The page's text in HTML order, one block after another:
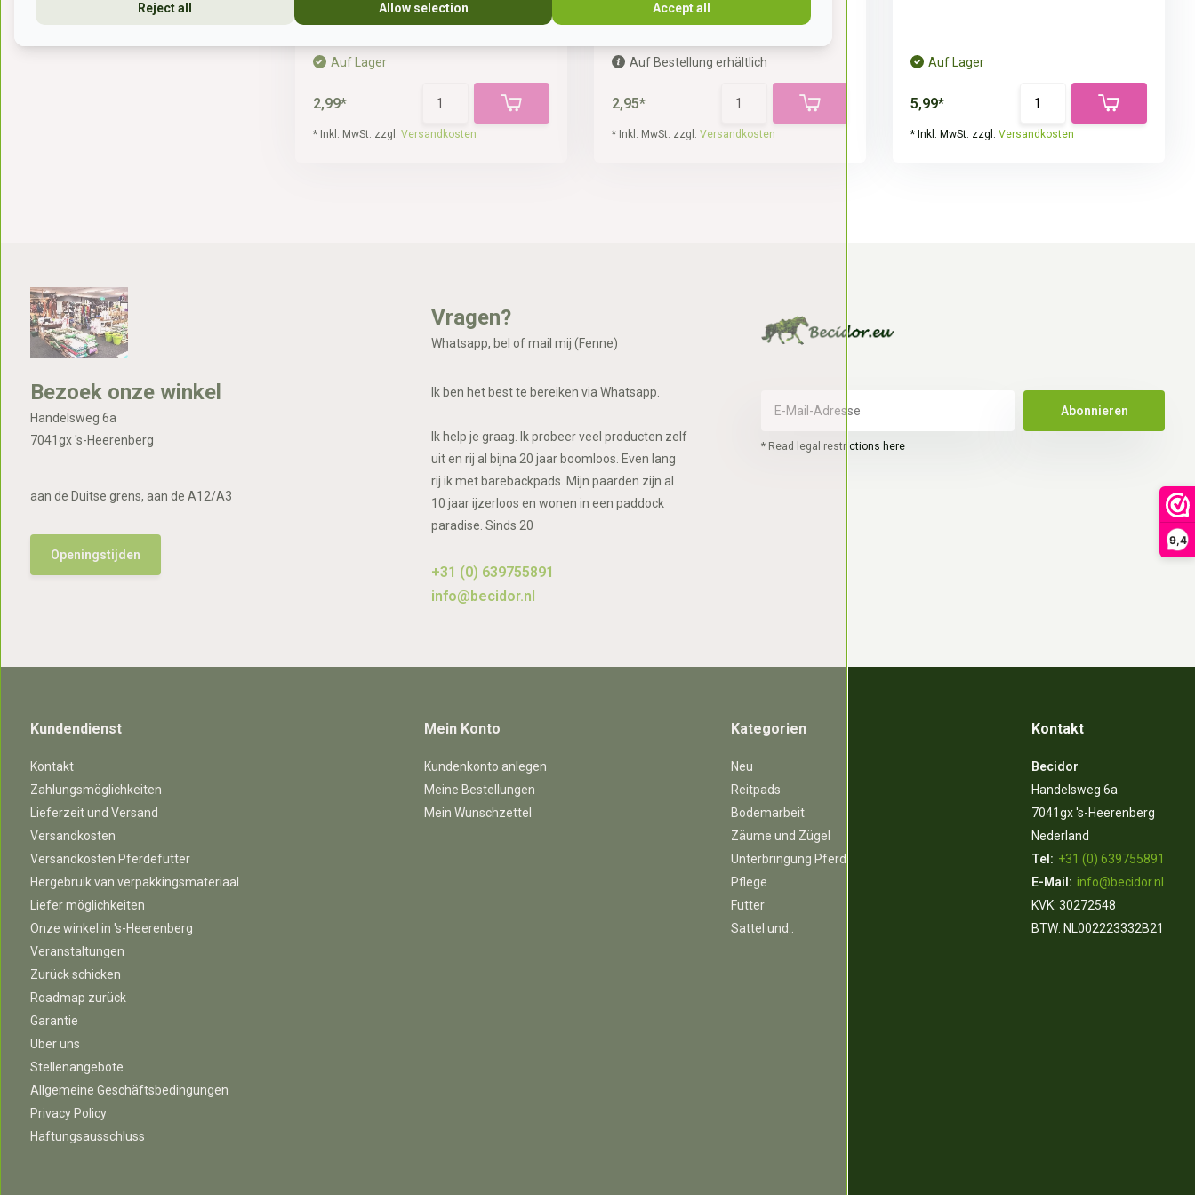
9,4
Auf Lager
2,99*
* Inkl. MwSt. zzgl. Versandkosten
Auf Bestellung erhältlich
2,95*
* Inkl. MwSt. zzgl. Versandkosten
Auf Lager
5,99*
* Inkl. MwSt. zzgl.Versandkosten
Bezoek onze winkel
Handelsweg 6a
7041gx 's-Heerenberg
aan de Duitse grens, aan de A12/A3
Openingstijden
Vragen?
Whatsapp, bel of mail mij (Fenne)
Ik ben het best te bereiken via Whatsapp.
Ik help je graag. Ik probeer veel producten zelf
uit en rij al bijna 20 jaar boomloos. Even lang
rij ik met barebackpads. Mijn paarden zijn al
10 jaar ijzerloos en wonen in een paddock
paradise. Sinds 20
+31 (0) 639755891
info@becidor.nl
Abonnieren
* Read legal restrictions here
Kundendienst
Kontakt
Zahlungsmöglichkeiten
Lieferzeit und Versand
Versandkosten
Versandkosten Pferdefutter
Hergebruik van verpakkingsmateriaal
Liefer möglichkeiten
Onze winkel in 's-Heerenberg
Veranstaltungen
Zurück schicken
Roadmap zurück
Garantie
Uber uns
Stellenangebote
Allgemeine Geschäftsbedingungen
Privacy Policy
Haftungsausschluss
Mein Konto
Kundenkonto anlegen
Meine Bestellungen
Mein Wunschzettel
Kategorien
Neu
Reitpads
Bodemarbeit
Zäume und Zügel
Unterbringung Pferd
Pflege
Futter
Sattel und..
Kontakt
Becidor
Handelsweg 6a
7041gx 's-Heerenberg
Nederland
Tel: +31 (0) 639755891
E-Mail: info@becidor.nl
KVK: 30272548
BTW: NL002223332B21
Reject all Allow selection Accept all